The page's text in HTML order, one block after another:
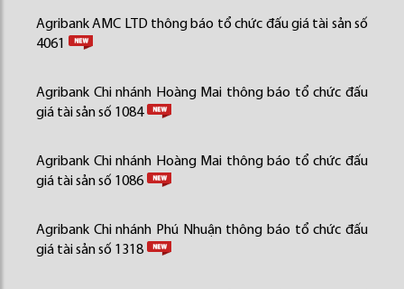
Agribank AMC LTD thông báo tổ chức đấu giá tài sản số
4061
Agribank Chi nhánh Hoàng Mai thông báo tổ chức đấu
giá tài sản số 1084
Agribank Chi nhánh Hoàng Mai thông báo tổ chức đấu
giá tài sản số 1086
Agribank Chi nhánh Phú Nhuận thông báo tổ chức đấu
giá tài sản số 1318